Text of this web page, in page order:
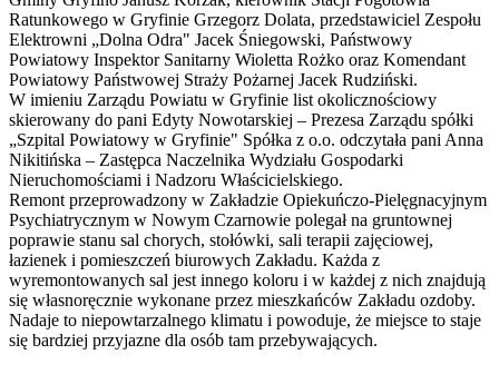
Ratunkowego w Gryfinie Grzegorz Dolata, przedstawiciel Zespołu
Elektrowni „Dolna Odra" Jacek Śniegowski, Państwowy
Powiatowy Inspektor Sanitarny Wioletta Rożko oraz Komendant
Powiatowy Państwowej Straży Pożarnej Jacek Rudziński.
W imieniu Zarządu Powiatu w Gryfinie list okolicznościowy
skierowany do pani Edyty Nowotarskiej – Prezesa Zarządu spółki
„Szpital Powiatowy w Gryfinie" Spółka z o.o. odczytała pani Anna
Nikitińska – Zastępca Naczelnika Wydziału Gospodarki
Nieruchomościami i Nadzoru Właścicielskiego.
Remont przeprowadzony w Zakładzie Opiekuńczo-Pielęgnacyjnym
Psychiatrycznym w Nowym Czarnowie polegał na gruntownej
poprawie stanu sal chorych, stołówki, sali terapii zajęciowej,
łazienek i pomieszczeń biurowych Zakładu. Każda z
wyremontowanych sal jest innego koloru i w każdej z nich znajdują
się własnoręcznie wykonane przez mieszkańców Zakładu ozdoby.
Nadaje to niepowtarzalnego klimatu i powoduje, że miejsce to staje
się bardziej przyjazne dla osób tam przebywających.